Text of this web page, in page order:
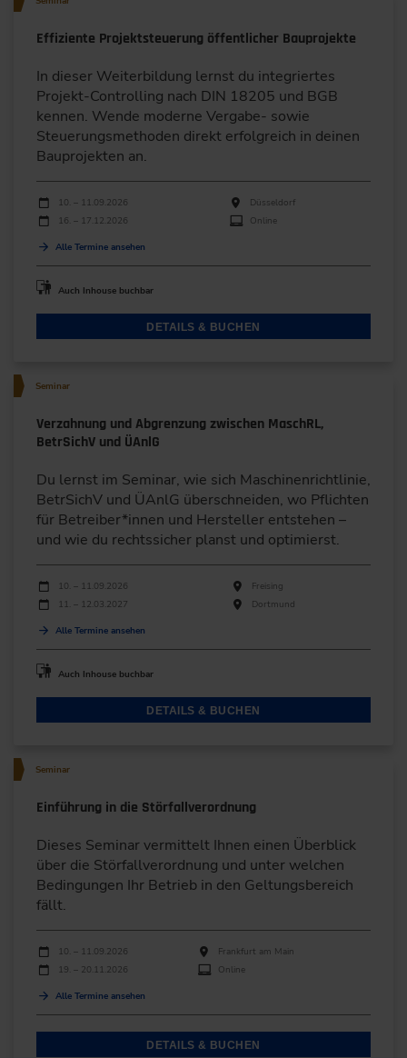
Effiziente Projektsteuerung öffentlicher Bauprojekte
In dieser Weiterbildung lernst du integriertes
Projekt-Controlling nach DIN 18205 und BGB
kennen. Wende moderne Vergabe- sowie
Steuerungsmethoden direkt erfolgreich in deinen
Bauprojekten an.
Durchführungen
Veranstaltungsdatum
10. – 11.09.2026
Düsseldorf
16. – 17.12.2026
Online
Alle Termine ansehen
Auch Inhouse buchbar
DETAILS & BUCHEN
Seminar
Verzahnung und Abgrenzung zwischen MaschRL,
BetrSichV und ÜAnlG
Du lernst im Seminar, wie sich Maschinenrichtlinie,
BetrSichV und ÜAnlG überschneiden, wo Pflichten
für Betreiber*innen und Hersteller entstehen –
und wie du rechtssicher planst und optimierst.
Durchführungen
Veranstaltungsdatum
10. – 11.09.2026
Freising
11. – 12.03.2027
Dortmund
Alle Termine ansehen
Auch Inhouse buchbar
DETAILS & BUCHEN
Seminar
Einführung in die Störfallverordnung
Dieses Seminar vermittelt Ihnen einen Überblick
über die Störfallverordnung und unter welchen
Bedingungen Ihr Betrieb in den Geltungsbereich
fällt.
Durchführungen
Veranstaltungsdatum Veranstaltungsort
10. – 11.09.2026
Frankfurt am Main
19. – 20.11.2026
Online
Alle Termine ansehen
DETAILS & BUCHEN